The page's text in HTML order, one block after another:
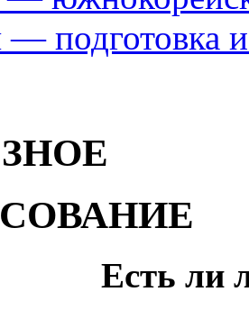
подготовка
Есть ли